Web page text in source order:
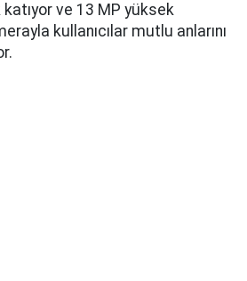
ve 13 MP yüksek
kullanıcılar mutlu anlarını